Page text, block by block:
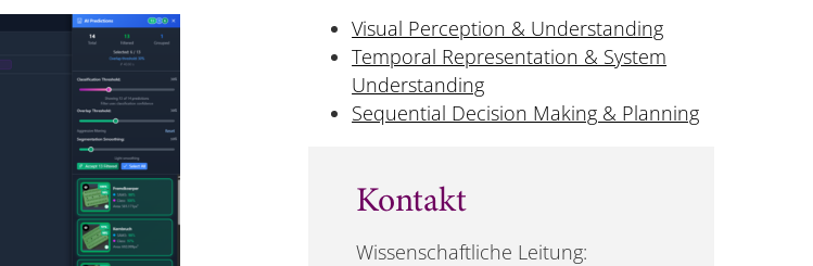
Visual Perception & Understanding
Temporal Representation & System
Understanding
Sequential Decision Making & Planning
Kontakt
Wissenschaftliche Leitung: